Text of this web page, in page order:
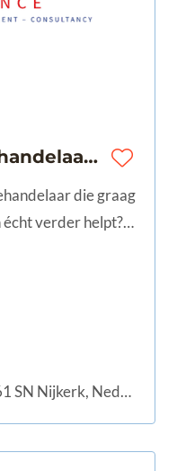
Allround Schadebehandelaar Zakelijk (32-40) te Nijkerk | € 3.300,- - € 4.700,-
die graag
verder helpt?
wij een
van A tot Z
tussen klant en
Sluiswachter 12-B, 3861 SN Nijkerk, Nederland